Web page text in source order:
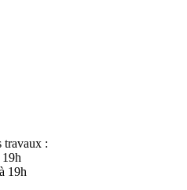
travaux :
19h